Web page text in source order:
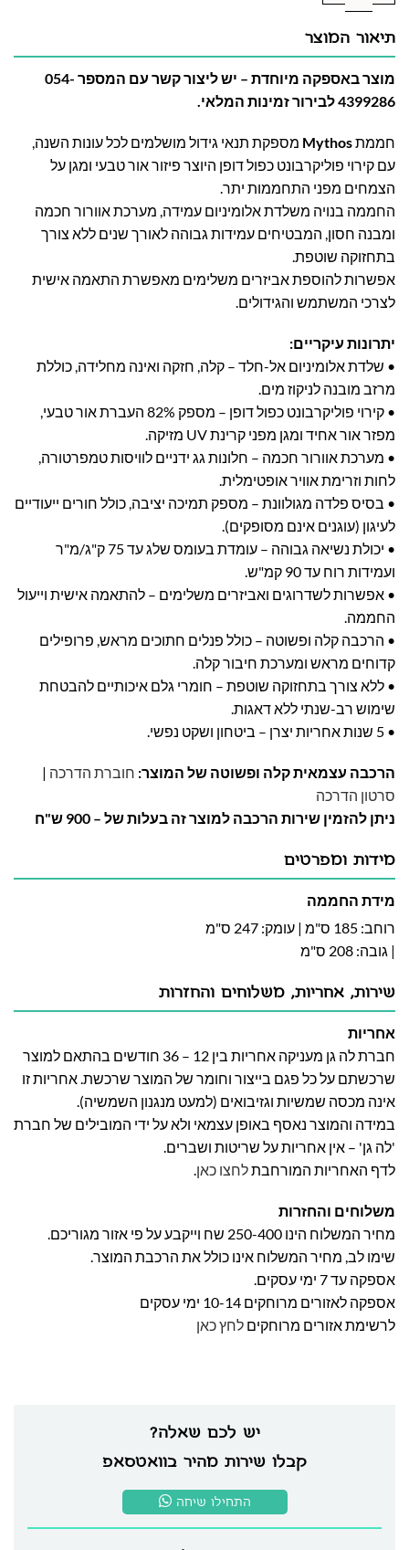
תיאור המוצר
מוצר באספקה מיוחדת – יש ליצור קשר עם המספר 054-
4399286 לבירור זמינות המלאי.
חממתMythos מספקת תנאי גידול מושלמים לכל עונות השנה,
עם קירוי פוליקרבונט כפול דופן היוצר פיזור אור טבעי ומגן על
הצמחים מפני התחממות יתר.
החממה בנויה משלדת אלומיניום עמידה, מערכת אוורור חכמה
ומבנה חסון, המבטיחים עמידות גבוהה לאורך שנים ללא צורך
בתחזוקה שוטפת.
אפשרות להוספת אביזרים משלימים מאפשרת התאמה אישית
לצרכי המשתמש והגידולים.
יתרונות עיקריים:
• שלדת אלומיניום אל-חלד – קלה, חזקה ואינה מחלידה, כוללת
מרזב מובנה לניקוז מים.
• קירוי פוליקרבונט כפול דופן – מספק 82% העברת אור טבעי,
מפזר אור אחיד ומגן מפני קרינת UV מזיקה.
• מערכת אוורור חכמה – חלונות גג ידניים לוויסות טמפרטורה,
לחות וזרימת אוויר אופטימלית.
• בסיס פלדה מגולוונת – מספק תמיכה יציבה, כולל חורים ייעודיים
לעיגון (עוגנים אינם מסופקים).
• יכולת נשיאה גבוהה – עומדת בעומס שלג עד 75 ק"ג/מ"ר
ועמידות רוח עד 90 קמ"ש.
• אפשרות לשדרוגים ואביזרים משלימים – להתאמה אישית וייעול
החממה.
• הרכבה קלה ופשוטה – כולל פנלים חתוכים מראש, פרופילים
קדוחים מראש ומערכת חיבור קלה.
• ללא צורך בתחזוקה שוטפת – חומרי גלם איכותיים להבטחת
שימוש רב-שנתי ללא דאגות.
• 5 שנות אחריות יצרן – ביטחון ושקט נפשי.
הרכבה עצמאית קלה ופשוטה של המוצר: חוברת הדרכה |
סרטון הדרכה
ניתן להזמין שירות הרכבה למוצר זה בעלות של – 900 ש"ח
מידות ומפרטים
מידת החממה
רוחב: 185 ס"מ | עומק: 247 ס"מ
| גובה: 208 ס"מ
יש לכם שאלה?
קבלו שירות מהיר בוואטסאפ
התחילו שיחה
שירות, אחריות, משלוחים והחזרות
אחריות
חברת לה גן מעניקה אחריות בין 12 – 36 חודשים בהתאם למוצר
שרכשתם על כל פגם בייצור וחומר של המוצר שרכשת. אחריות זו
אינה מכסה שמשיות וגזיבואים (למעט מנגנון השמשיה).
במידה והמוצר נאסף באופן עצמאי ולא על ידי המובילים של חברת
'לה גן' – אין אחריות על שריטות ושברים.
לדף האחריות המורחבתלחצו כאן.
משלוחים והחזרות
מחיר המשלוח הינו 250-400 שח וייקבע על פי אזור מגוריכם.
שימו לב, מחיר המשלוח אינו כולל את הרכבת המוצר.
אספקה עד 7 ימי עסקים.
אספקה לאזורים מרוחקים 10-14 ימי עסקים
לרשימת אזורים מרוחקים לחץ כאן